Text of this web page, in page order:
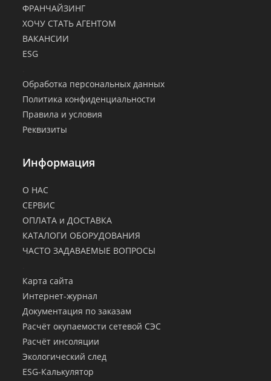
ФРАНЧАЙЗИНГ
ХОЧУ СТАТЬ АГЕНТОМ
ВАКАНСИИ
ESG
Обработка персональных данных
Политика конфиденциальности
Правила и условия
Реквизиты
Информация
О НАС
СЕРВИС
ОПЛАТА и ДОСТАВКА
КАТАЛОГИ ОБОРУДОВАНИЯ
ЧАСТО ЗАДАВАЕМЫЕ ВОПРОСЫ
Карта сайта
Интернет-журнал
Документация по заказам
Расчёт окупаемости сетевой СЭС
Расчёт инсоляции
Экологический след
ESG-Калькулятор